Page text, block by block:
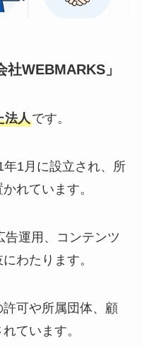
WEBMARKS」
法人です。
1月に設立され、所
れています。
運用、コンテンツ
わたります。
可や所属団体、顧
ています。